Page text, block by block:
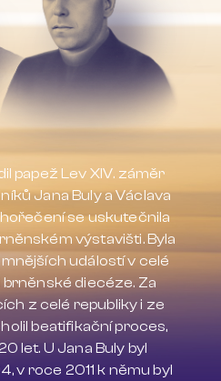
papež Lev XIV. záměr
Jana Buly a Václava
se uskutečnila
výstavišti. Byla
událostí v celé
diecéze. Za
z celé republiky i ze
beatifikační proces,
let. U Jana Buly byl
v roce 2011 k němu byl